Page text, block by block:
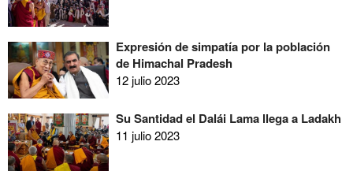
Expresión de simpatía por la población
de Himachal Pradesh
12 julio 2023
Su Santidad el Dalái Lama llega a Ladakh
11 julio 2023